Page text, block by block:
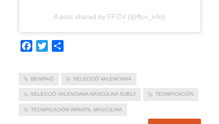
A post shared by FFCV (@ffcv_info)
Facebook
Twitter
BENIFAIÓ SELECCIÓ VALENCIANA
SELECCIÓ VALENCIANA MASCULINA SUB12 TECNIFICACIÓN
TECNIFICACIÓN INFANTIL MASCULINA